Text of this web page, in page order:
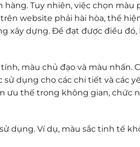
Tuy nhiên, việc chọn màu
website phải hài hòa, thể
dựng. Để đạt được điều
màu chủ đạo và màu nhấn.
dụng cho các chi tiết và các
ưu thế trong không gian, chức
dụng. Ví dụ, màu sắc tinh tế